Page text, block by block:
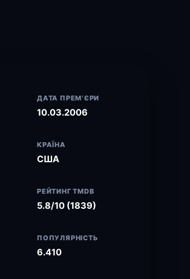
ДАТА ПРЕМ’ЄРИ
10.03.2006
КРАЇНА
США
РЕЙТИНГ TMDB
5.8/10 (1839)
ПОПУЛЯРНІСТЬ
6.410